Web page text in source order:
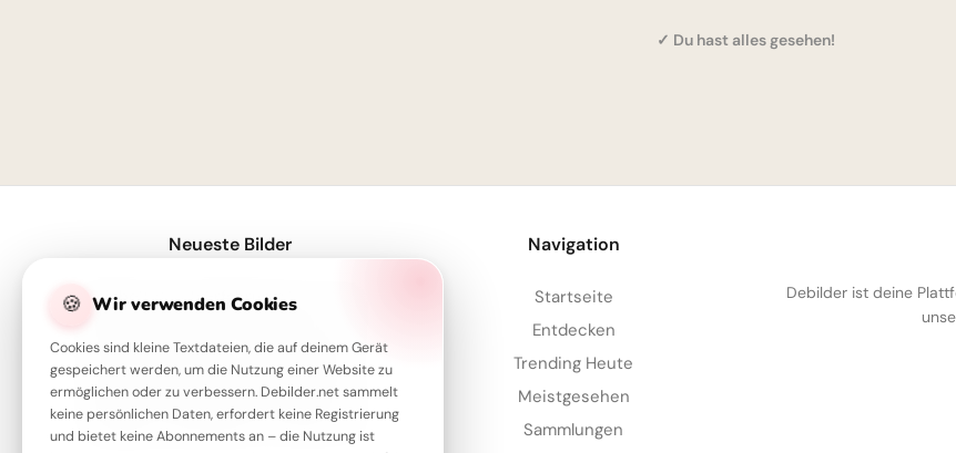
✓ Du hast alles gesehen!
🍪 Wir verwenden Cookies
Cookies sind kleine Textdateien, die auf deinem Gerät
gespeichert werden, um die Nutzung einer Website zu
ermöglichen oder zu verbessern. Debilder.net sammelt
keine persönlichen Daten, erfordert keine Registrierung
und bietet keine Abonnements an – die Nutzung ist
Neueste Bilder
Ohne Fleiß kein Preis: Starte deine Lernreise voller Motivation für Instagram
Weisheit und Entdeckerfreude: Ein liebevoller Schulstart-Gruß für YouTube
Schulstart-Motivation mit Humor: Die besten Sprüche für TikTok
Navigation
Startseite
Entdecken
Trending Heute
Meistgesehen
Sammlungen
Debilder ist deine